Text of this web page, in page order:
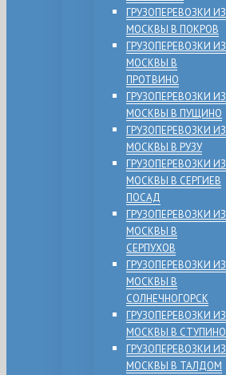
ГРУЗОПЕРЕВОЗКИ ИЗ
МОСКВЫ В ПОКРОВ
ГРУЗОПЕРЕВОЗКИ ИЗ
МОСКВЫ В
ПРОТВИНО
ГРУЗОПЕРЕВОЗКИ ИЗ
МОСКВЫ В ПУЩИНО
ГРУЗОПЕРЕВОЗКИ ИЗ
МОСКВЫ В РУЗУ
ГРУЗОПЕРЕВОЗКИ ИЗ
МОСКВЫ В СЕРГИЕВ
ПОСАД
ГРУЗОПЕРЕВОЗКИ ИЗ
МОСКВЫ В
СЕРПУХОВ
ГРУЗОПЕРЕВОЗКИ ИЗ
МОСКВЫ В
СОЛНЕЧНОГОРСК
ГРУЗОПЕРЕВОЗКИ ИЗ
МОСКВЫ В СТУПИНО
ГРУЗОПЕРЕВОЗКИ ИЗ
МОСКВЫ В ТАЛДОМ